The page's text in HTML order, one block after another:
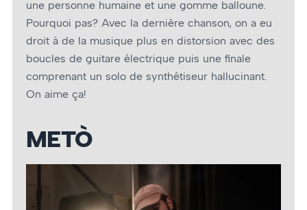
une personne humaine et une gomme balloune.
Pourquoi pas? Avec la dernière chanson, on a eu
droit à de la musique plus en distorsion avec des
boucles de guitare électrique puis une finale
comprenant un solo de synthétiseur hallucinant.
On aime ça!
METÒ